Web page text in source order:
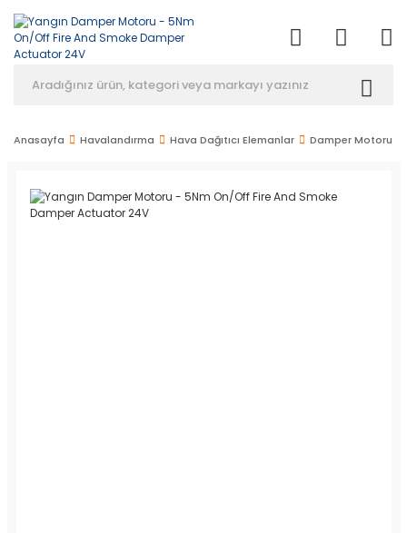
Anasayfa Havalandırma Hava Dağıtıcı Elemanlar Damper Motoru